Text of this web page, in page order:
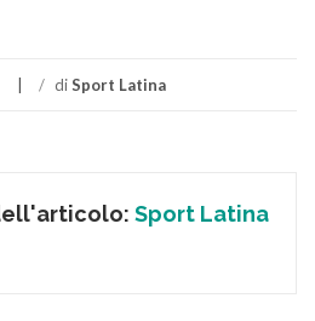
/ diSport Latina
Sport Latina